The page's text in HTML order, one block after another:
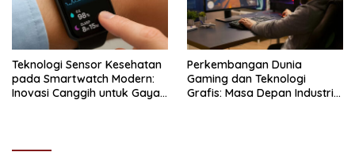
Teknologi Sensor Kesehatan
pada Smartwatch Modern:
Inovasi Canggih untuk Gaya
Perkembangan Dunia
Gaming dan Teknologi
Grafis: Masa Depan Industri